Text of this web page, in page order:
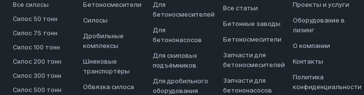
Все силосы
Силос 50 тонн
Силос 75 тонн
Силос 100 тонн
Силос 200 тонн
Силос 300 тонн
Силос 500 тонн
Бетоносмесители
Силосы
Дробильные
комплексы
Шнековые
транспортёры
Обвязка силоса
Для
бетоносмесителей
Для
бетононасосов
Для скиповых
подъёмников
Для дробильного
оборудования
Все статьи
Бетонные заводы
Бетоносмесители
Запчасти для
бетоносмесителей
Запчасти для
бетононасосов
Проекты и услуги
Оборудование в
лизинг
О компании
Контакты
Политика
конфиденциальности